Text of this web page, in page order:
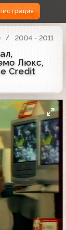
2004 - 2011
Люкс,
Credit